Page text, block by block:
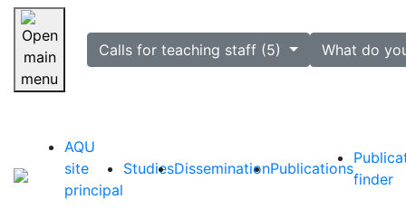
Skip navigation
selectedCalls for teaching staff (5) What do
AQU
site
principal
StudiesDisseminationPublications
finder